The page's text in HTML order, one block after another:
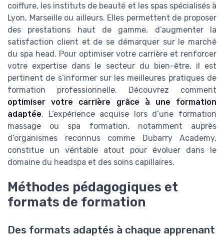
coiffure, les instituts de beauté et les spas spécialisés à
Lyon, Marseille ou ailleurs. Elles permettent de proposer
des prestations haut de gamme, d’augmenter la
satisfaction client et de se démarquer sur le marché
du spa head. Pour optimiser votre carrière et renforcer
votre expertise dans le secteur du bien-être, il est
pertinent de s’informer sur les meilleures pratiques de
formation professionnelle. Découvrez comment
optimiser votre carrière grâce à une formation
adaptée. L’expérience acquise lors d’une formation
massage ou spa formation, notamment auprès
d’organismes reconnus comme Dubarry Academy,
constitue un véritable atout pour évoluer dans le
domaine du headspa et des soins capillaires.
Méthodes pédagogiques et
formats de formation
Des formats adaptés à chaque apprenant